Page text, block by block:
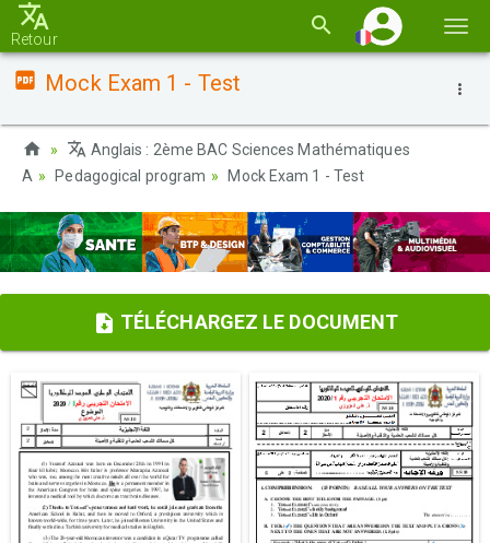
la
Retour
Mock Exam 1 - Test
Anglais : 2ème BAC Sciences Mathématiques
A
Pedagogical program Mock Exam 1 - Test
TÉLÉCHARGEZ LE DOCUMENT